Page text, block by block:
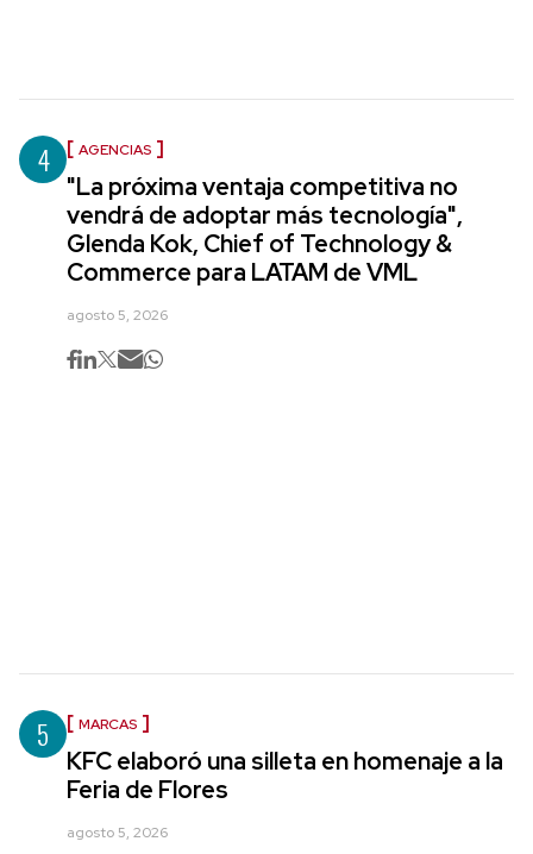
4 AGENCIAS
"La próxima ventaja competitiva no
vendrá de adoptar más tecnología",
Glenda Kok, Chief of Technology &
Commerce para LATAM de VML
agosto 5, 2026
5 MARCAS
KFC elaboró una silleta en homenaje a la
Feria de Flores
agosto 5, 2026